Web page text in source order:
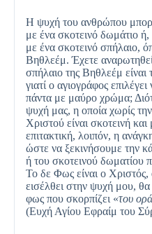
Η ψυχή του ανθρώπου
με ένα σκοτεινό δωμάτιο
με ένα σκοτεινό σπήλαιο,
Βηθλεέμ. Έχετε αναρωτηθεί
σπήλαιο της Βηθλεέμ είναι
γιατί ο αγιογράφος
πάντα με μαύρο χρώμα;
ψυχή μας, η οποία χωρίς
Χριστού είναι σκοτεινή
επιτακτική, λοιπόν, η
ώστε να ξεκινήσουμε την
ή του σκοτεινού δωματίου
Το δε Φως είναι ο Χριστός,
εισέλθει στην ψυχή μου,
φως που σκορπίζει «του
(Ευχή Αγίου Εφραίμ του